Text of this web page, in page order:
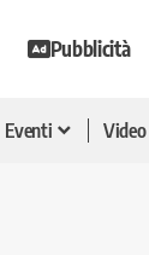
Pubblicità
Eventi Video